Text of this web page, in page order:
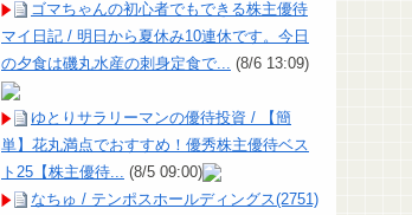
ゴマちゃんの初心者でもできる株主優待
マイ日記 / 明日から夏休み10連休です。今日
の夕食は磯丸水産の刺身定食で...
(8/6 13:09)
ゆとりサラリーマンの優待投資 / 【簡
単】花丸満点でおすすめ！優秀株主優待ベス
ト25【株主優待...
(8/5 09:00)
なちゅ / テンポスホールディングス(2751)